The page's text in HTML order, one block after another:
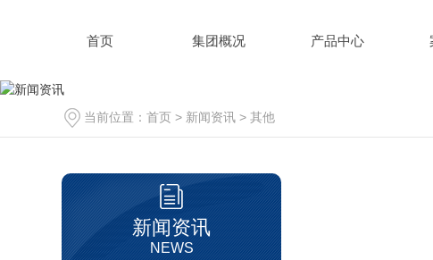
首页 集团概况 产品中心
当前位置： 首页 > 新闻资讯 > 其他
新闻资讯
NEWS